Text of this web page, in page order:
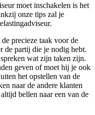
moet inschakelen is het
onze tips zal je
precieze taak voor de
de partij die je nodig hebt.
wat zijn taken zijn.
geven of moet hij je ook
het opstellen van de
naar de andere klanten
bellen naar een van de